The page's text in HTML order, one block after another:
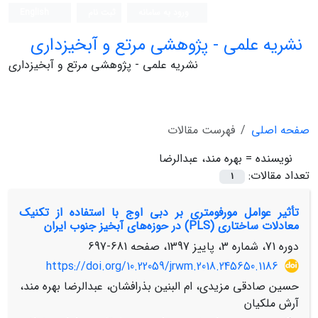
نشریه علمی - پژوهشی مرتع و آبخیزداری
نشریه علمی - پژوهشی مرتع و آبخیزداری
صفحه اصلی
فهرست مقالات
نویسنده = بهره مند، عبدالرضا
تعداد مقالات:
1
تأثیر عوامل مورفومتری بر دبی اوج با استفاده از تکنیک
معادلات ساختاری (PLS) در حوزه‌‌های آبخیز جنوب ایران
دوره 71، شماره 3، پاییز 1397، صفحه
681-697
https://doi.org/10.22059/jrwm.2018.245650.1186
حسین صادقی مزیدی، ام البنین بذرافشان، عبدالرضا بهره مند،
آرش ملکیان